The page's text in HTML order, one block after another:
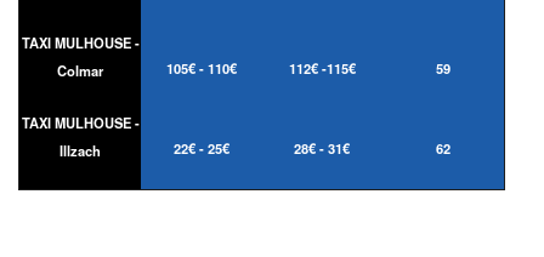
TAXI MULHOUSE -
Colmar
105€ - 110€ 112€ -115€ 59
TAXI MULHOUSE -
Illzach
22€ - 25€ 28€ - 31€ 62